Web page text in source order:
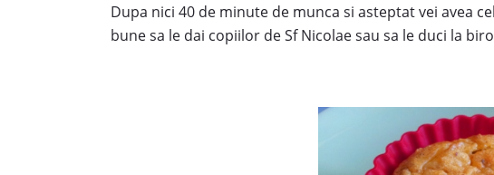
Dupa nici 40 de minute de munca si asteptat vei avea
bune sa le dai copiilor de Sf Nicolae sau sa le duci la